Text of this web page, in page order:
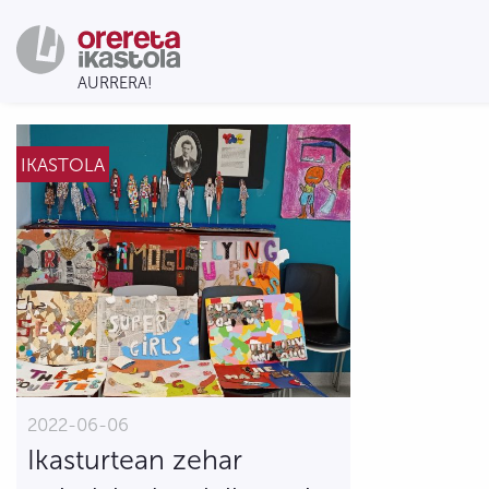
IKASTOLA
2022-06-06
Ikasturtean zehar